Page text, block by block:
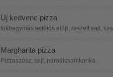
Új kedvenc pizza
fokhagymás tejfölös alap, reszelt sajt,
Margharita pizza
Pizzaszósz, sajt, paradicsomkarika